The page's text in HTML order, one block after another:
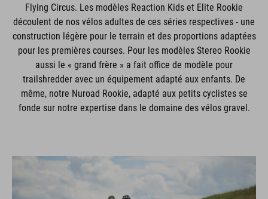
Flying Circus. Les modèles Reaction Kids et Elite Rookie
découlent de nos vélos adultes de ces séries respectives - une
construction légère pour le terrain et des proportions adaptées
pour les premières courses. Pour les modèles Stereo Rookie
aussi le « grand frère » a fait office de modèle pour
trailshredder avec un équipement adapté aux enfants. De
même, notre Nuroad Rookie, adapté aux petits cyclistes se
fonde sur notre expertise dans le domaine des vélos gravel.